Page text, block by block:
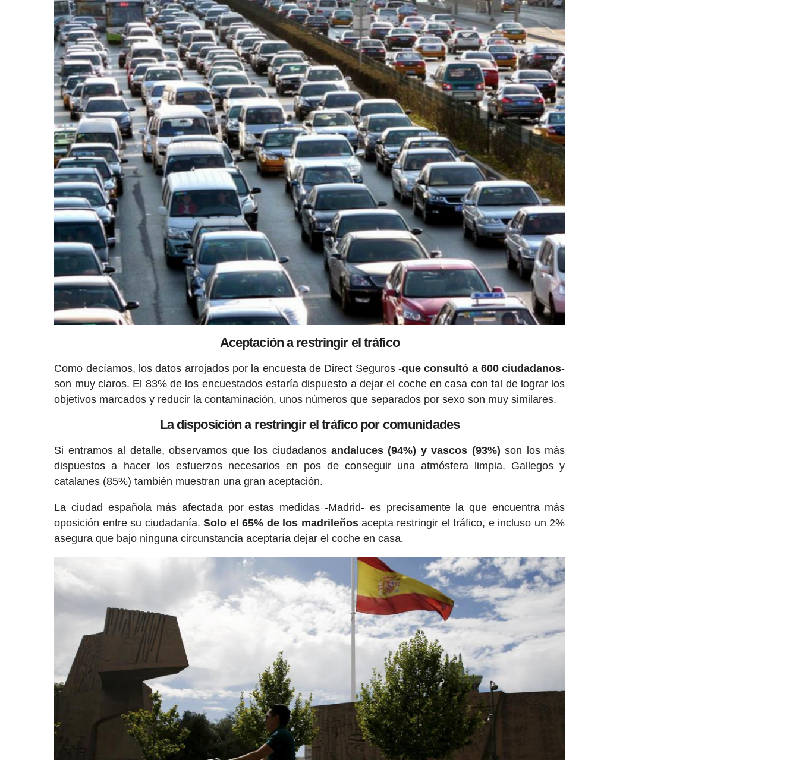
Aceptación a restringir el tráfico
Como decíamos, los datos arrojados por la encuesta de Direct Seguros -que consultó a 600 ciudadanos-
son muy claros. El 83% de los encuestados estaría dispuesto a dejar el coche en casa con tal de lograr los
objetivos marcados y reducir la contaminación, unos números que separados por sexo son muy similares.
La disposición a restringir el tráfico por comunidades
Si entramos al detalle, observamos que los ciudadanosandaluces (94%) y vascos (93%) son los más
dispuestos a hacer los esfuerzos necesarios en pos de conseguir una atmósfera limpia. Gallegos y
catalanes (85%) también muestran una gran aceptación.
La ciudad española más afectada por estas medidas -Madrid- es precisamente la que encuentra más
oposición entre su ciudadanía.Solo el 65% de los madrileñosacepta restringir el tráfico, e incluso un 2%
asegura que bajo ninguna circunstancia aceptaría dejar el coche en casa.